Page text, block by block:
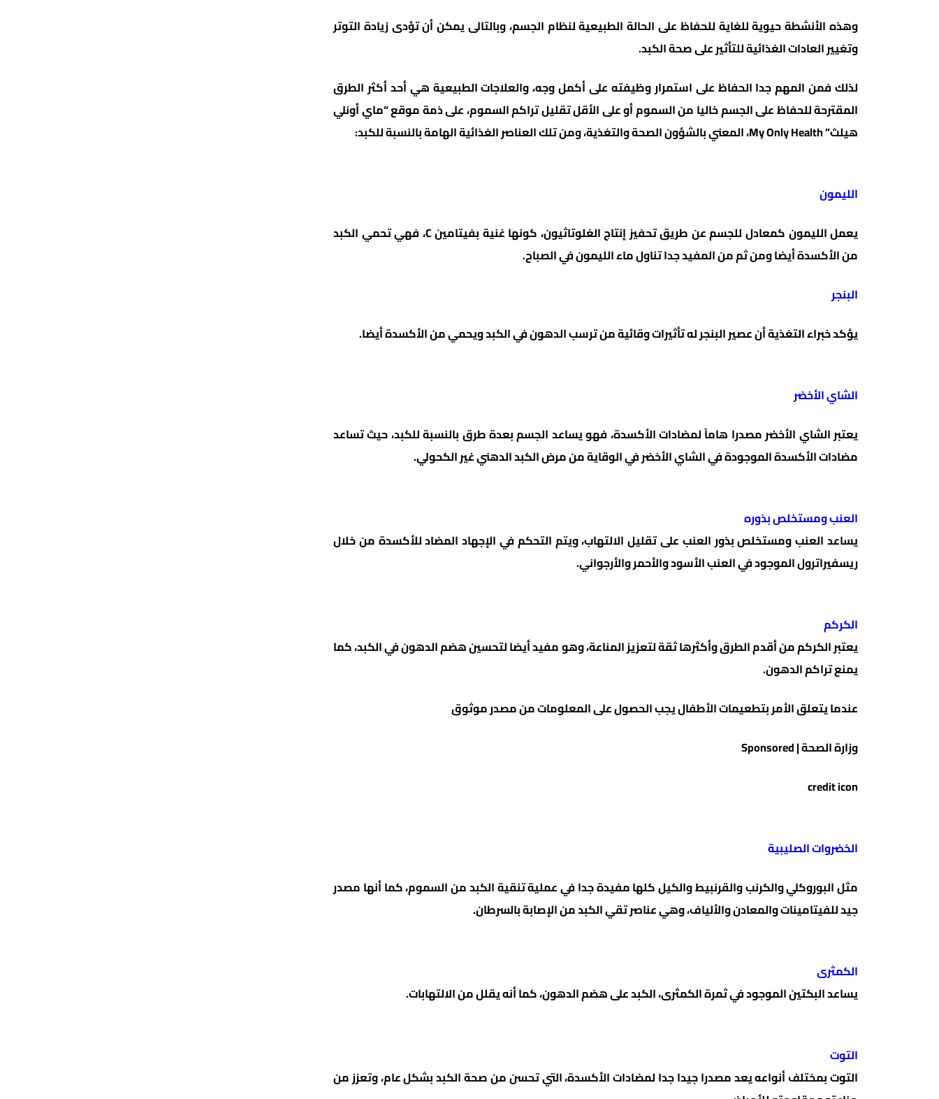
وهذه الأنشطة حيوية للغاية للحفاظ على الحالة الطبيعية لنظام الجسم، وبالتالى يمكن أن تؤدى زيادة التوتر
وتغيير العادات الغذائية للتأثير على صحة الكبد.
لذلك فمن المهم جدا الحفاظ على استمرار وظيفته على أكمل وجه، والعلاجات الطبيعية هي أحد أكثر الطرق
المقترحة للحفاظ على الجسم خاليا من السموم أو على الأقل تقليل تراكم السموم، على ذمة موقع “ماي أونلي
هيلث” My Only Health، المعني بالشؤون الصحة والتغذية، ومن تلك العناصر الغذائية الهامة بالنسبة للكبد:
الليمون
يعمل الليمون كمعادل للجسم عن طريق تحفيز إنتاج الغلوتاثيون، كونها غنية بفيتامين C، فهي تحمي الكبد
من الأكسدة أيضا ومن ثم من المفيد جدا تناول ماء الليمون في الصباح.
البنجر
يؤكد خبراء التغذية أن عصير البنجر له تأثيرات وقائية من ترسب الدهون في الكبد ويحمي من الأكسدة أيضا.
الشاي الأخضر
يعتبر الشاي الأخضر مصدرا هاماً لمضادات الأكسدة، فهو يساعد الجسم بعدة طرق بالنسبة للكبد، حيث تساعد
مضادات الأكسدة الموجودة في الشاي الأخضر في الوقاية من مرض الكبد الدهني غير الكحولي.
العنب ومستخلص بذوره
يساعد العنب ومستخلص بذور العنب على تقليل الالتهاب، ويتم التحكم في الإجهاد المضاد للأكسدة من خلال
ريسفيراترول الموجود في العنب الأسود والأحمر والأرجواني.
الكركم
يعتبر الكركم من أقدم الطرق وأكثرها ثقة لتعزيز المناعة، وهو مفيد أيضا لتحسين هضم الدهون في الكبد، كما
يمنع تراكم الدهون.
عندما يتعلق الأمر بتطعيمات الأطفال يجب الحصول على المعلومات من مصدر موثوق
وزارة الصحة | Sponsored
credit icon
الخضروات الصليبية
مثل البوروكلي والكرنب والقرنبيط والكيل كلها مفيدة جدا في عملية تنقية الكبد من السموم، كما أنها مصدر
جيد للفيتامينات والمعادن والألياف، وهي عناصر تقي الكبد من الإصابة بالسرطان.
الكمثرى
يساعد البكتين الموجود في ثمرة الكمثرى، الكبد على هضم الدهون، كما أنه يقلل من الالتهابات.
التوت
التوت بمختلف أنواعه يعد مصدرا جيدا جدا لمضادات الأكسدة، التي تحسن من صحة الكبد بشكل عام، وتعزز من